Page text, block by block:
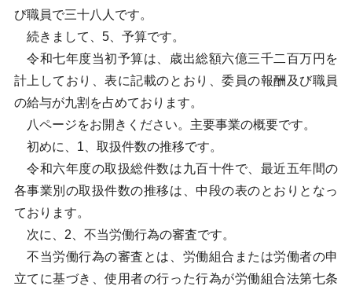
び職員で三十八人です。
続きまして、5、予算です。
令和七年度当初予算は、歳出総額六億三千二百万円を
計上しており、表に記載のとおり、委員の報酬及び職員
の給与が九割を占めております。
八ページをお開きください。主要事業の概要です。
初めに、1、取扱件数の推移です。
令和六年度の取扱総件数は九百十件で、最近五年間の
各事業別の取扱件数の推移は、中段の表のとおりとなっ
ております。
次に、2、不当労働行為の審査です。
不当労働行為の審査とは、労働組合または労働者の申
立てに基づき、使用者の行った行為が労働組合法第七条